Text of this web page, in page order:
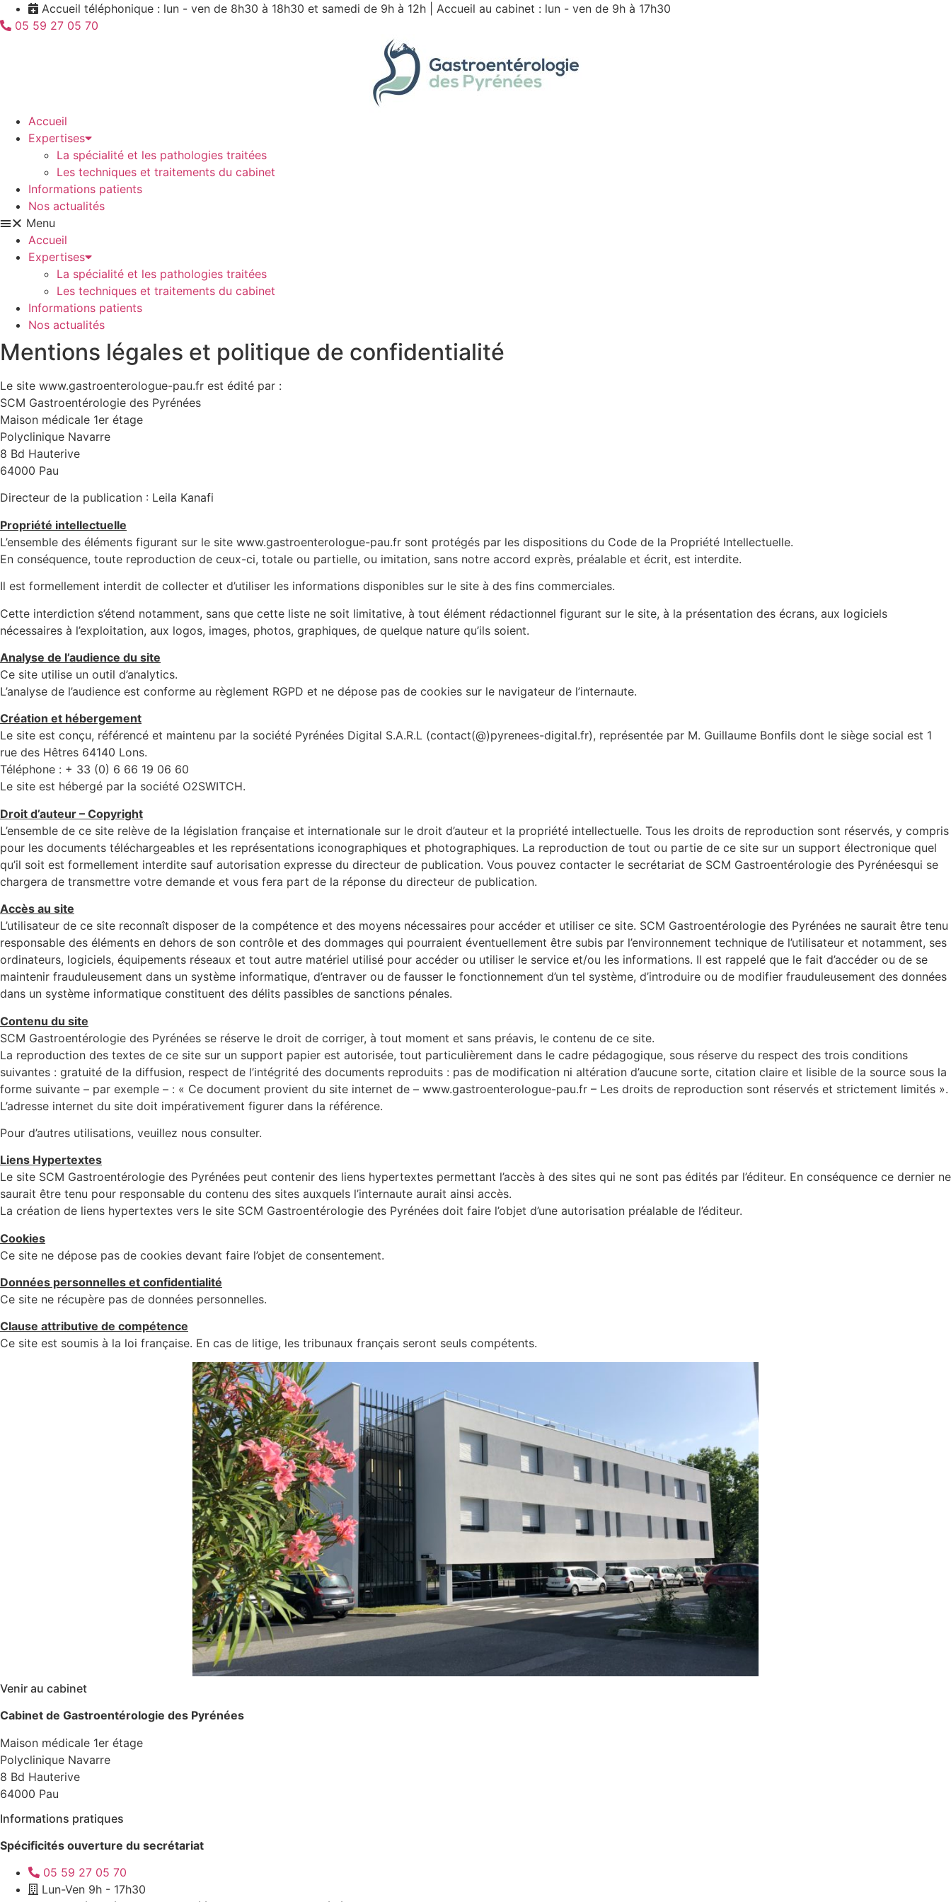
Aller
au
Accueil téléphonique : lun - ven de 8h30 à 18h30 et samedi de 9h à 12h | Accueil au cabinet : lun - ven de 9h à 17h30
05 59 27 05 70
Accueil
Expertises
La spécialité et les pathologies traitées
Les techniques et traitements du cabinet
Informations patients
Nos actualités
Menu
Accueil
Expertises
La spécialité et les pathologies traitées
Les techniques et traitements du cabinet
Informations patients
Nos actualités
Mentions légales et politique de confidentialité
Le site www.gastroenterologue-pau.fr est édité par :
SCM Gastroentérologie des Pyrénées
Maison médicale 1er étage
Polyclinique Navarre
8 Bd Hauterive
64000 Pau
Directeur de la publication : Leila Kanafi
Propriété intellectuelle
L’ensemble des éléments figurant sur le site www.gastroenterologue-pau.fr sont protégés par les dispositions du Code de la Propriété Intellectuelle.
En conséquence, toute reproduction de ceux-ci, totale ou partielle, ou imitation, sans notre accord exprès, préalable et écrit, est interdite.
Il est formellement interdit de collecter et d’utiliser les informations disponibles sur le site à des fins commerciales.
Cette interdiction s’étend notamment, sans que cette liste ne soit limitative, à tout élément rédactionnel figurant sur le site, à la présentation des écrans, aux logiciels
nécessaires à l’exploitation, aux logos, images, photos, graphiques, de quelque nature qu’ils soient.
Analyse de l’audience du site
Ce site utilise un outil d’analytics.
L’analyse de l’audience est conforme au règlement RGPD et ne dépose pas de cookies sur le navigateur de l’internaute.
Création et hébergement
Le site est conçu, référencé et maintenu par la société Pyrénées Digital S.A.R.L (contact(@)pyrenees-digital.fr), représentée par M. Guillaume Bonfils dont le siège social est 1
rue des Hêtres 64140 Lons.
Téléphone : + 33 (0) 6 66 19 06 60
Le site est hébergé par la société O2SWITCH.
Droit d’auteur – Copyright
L’ensemble de ce site relève de la législation française et internationale sur le droit d’auteur et la propriété intellectuelle. Tous les droits de reproduction sont réservés, y compris
pour les documents téléchargeables et les représentations iconographiques et photographiques. La reproduction de tout ou partie de ce site sur un support électronique quel
qu’il soit est formellement interdite sauf autorisation expresse du directeur de publication. Vous pouvez contacter le secrétariat de SCM Gastroentérologie des Pyrénéesqui se
chargera de transmettre votre demande et vous fera part de la réponse du directeur de publication.
Accès au site
L’utilisateur de ce site reconnaît disposer de la compétence et des moyens nécessaires pour accéder et utiliser ce site. SCM Gastroentérologie des Pyrénées ne saurait être tenu
responsable des éléments en dehors de son contrôle et des dommages qui pourraient éventuellement être subis par l’environnement technique de l’utilisateur et notamment, ses
ordinateurs, logiciels, équipements réseaux et tout autre matériel utilisé pour accéder ou utiliser le service et/ou les informations. Il est rappelé que le fait d’accéder ou de se
maintenir frauduleusement dans un système informatique, d’entraver ou de fausser le fonctionnement d’un tel système, d’introduire ou de modifier frauduleusement des données
dans un système informatique constituent des délits passibles de sanctions pénales.
Contenu du site
SCM Gastroentérologie des Pyrénées se réserve le droit de corriger, à tout moment et sans préavis, le contenu de ce site.
La reproduction des textes de ce site sur un support papier est autorisée, tout particulièrement dans le cadre pédagogique, sous réserve du respect des trois conditions
suivantes : gratuité de la diffusion, respect de l’intégrité des documents reproduits : pas de modification ni altération d’aucune sorte, citation claire et lisible de la source sous la
forme suivante – par exemple – : « Ce document provient du site internet de – www.gastroenterologue-pau.fr – Les droits de reproduction sont réservés et strictement limités ».
L’adresse internet du site doit impérativement figurer dans la référence.
Pour d’autres utilisations, veuillez nous consulter.
Liens Hypertextes
Le site SCM Gastroentérologie des Pyrénées peut contenir des liens hypertextes permettant l’accès à des sites qui ne sont pas édités par l’éditeur. En conséquence ce dernier ne
saurait être tenu pour responsable du contenu des sites auxquels l’internaute aurait ainsi accès.
La création de liens hypertextes vers le site SCM Gastroentérologie des Pyrénées doit faire l’objet d’une autorisation préalable de l’éditeur.
Cookies
Ce site ne dépose pas de cookies devant faire l’objet de consentement.
Données personnelles et confidentialité
Ce site ne récupère pas de données personnelles.
Clause attributive de compétence
Ce site est soumis à la loi française. En cas de litige, les tribunaux français seront seuls compétents.
Venir au cabinet
Cabinet de Gastroentérologie des Pyrénées
Maison médicale 1er étage
Polyclinique Navarre
8 Bd Hauterive
64000 Pau
Informations pratiques
Spécificités ouverture du secrétariat
05 59 27 05 70
Lun-Ven 9h - 17h30